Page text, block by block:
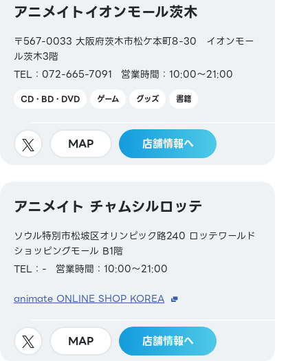
アニメイトイオンモール茨木
〒567-0033 大阪府茨木市松ケ本町8-30 イオンモー
ル茨木3階
TEL：072-665-7091
営業時間：10:00～21:00
CD・BD・DVD ゲーム グッズ 書籍
MAP 店舗情報へ
アニメイト チャムシルロッテ
ソウル特別市松坡区オリンピック路240 ロッテワールド
ショッピングモール B1階
TEL：-
営業時間：10:00～21:00
animate ONLINE SHOP KOREA
MAP 店舗情報へ